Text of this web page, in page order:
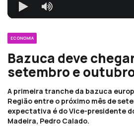
ECONOMIA
Bazuca deve
setembro e
A primeira tranche da bazuca
Região entre o próximo mês de
expectativa é do Vice-presidente
Madeira, Pedro Calado.